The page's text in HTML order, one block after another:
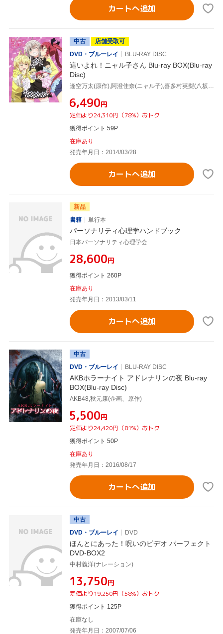
カートへ追加
中古
店舗受取可
DVD・ブルーレイ
BLU-RAY DISC
這いよれ！ニャル子さん Blu-ray BOX(Blu-ray
Disc)
¥6,490円
定価より24,310円（78%）おトク
獲得ポイント 59P
在庫あり
発売年月日：2014/03/28
カートへ追加
新品
書籍
単行本
パーソナリティ心理学ハンドブック
日本パーソナリティ心理学会
¥28,600円
獲得ポイント 260P
在庫あり
発売年月日：2013/03/11
カートへ追加
中古
DVD・ブルーレイ
BLU-RAY DISC
AKBホラーナイト アドレナリンの夜 Blu-ray
BOX(Blu-ray Disc)
AKB48,秋元康(企画、原作)
¥5,500円
定価より24,420円（81%）おトク
獲得ポイント 50P
在庫あり
発売年月日：2016/08/17
カートへ追加
中古
DVD・ブルーレイ
DVD
ほんとにあった！呪いのビデオ パーフェクト
DVD-BOX2
中村義洋(ナレーション)
¥13,750円
定価より19,250円（58%）おトク
獲得ポイント 125P
在庫なし
発売年月日：2007/07/06